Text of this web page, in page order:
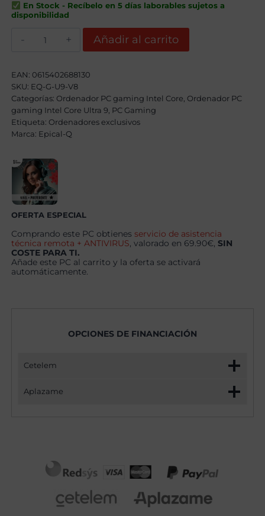
En Stock - Recíbelo en 5 días laborables sujetos a
disponibilidad
Intel
Core
Ultra
9
285KF
128GB,
4TB
RTX
5090
+
Windows
11
Pro
Añadir al carrito
EAN: 0615402688130
SKU: EQ-G-U9-V8
Categorías: Ordenador PC gaming Intel Core Ordenador PC
gaming Intel Core Ultra 9 PC Gaming
Etiqueta: Ordenadores exclusivos
Marca: Epical-Q
OFERTA ESPECIAL
Comprando este PC obtienes servicio de asistencia
técnica remota + ANTIVIRUS, valorado en 69.90€,SIN
COSTE PARA TI.
Añade este PC al carrito y la oferta se activará
automáticamente.
OPCIONES DE FINANCIACIÓN
Cetelem
Aplazame